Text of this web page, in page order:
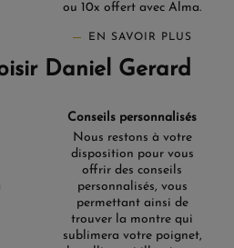
ou 10x offert avec Alma.
EN SAVOIR PLUS
Daniel Gerard
Conseils personnalisés
Nous restons à votre
disposition pour vous
offrir des conseils
personnalisés, vous
permettant ainsi de
trouver la montre qui
sublimera votre poignet,